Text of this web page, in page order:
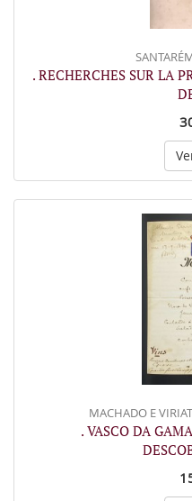
. RECHERCHES SUR LA
MACHADO E
. VASCO DA